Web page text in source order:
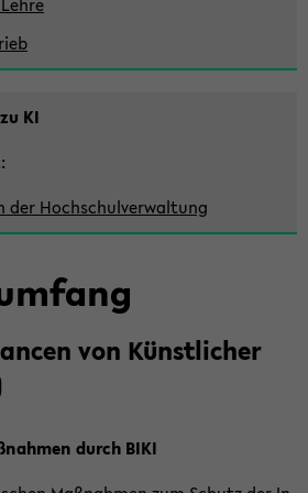
KI
der Hoch­schul­ver­wal­tung
von Künst­li­cher
durch BIKI